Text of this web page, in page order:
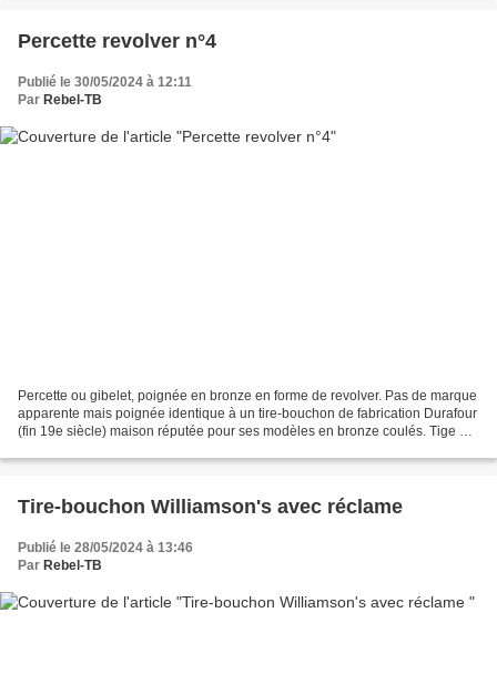
Percette revolver n°4
Publié le 30/05/2024 à 12:11
Par Rebel-TB
Percette ou gibelet, poignée en bronze en forme de revolver. Pas de marque
apparente mais poignée identique à un tire-bouchon de fabrication Durafour
(fin 19e siècle) maison réputée pour ses modèles en bronze coulés. Tige de
Tire-bouchon Williamson's avec réclame
Publié le 28/05/2024 à 13:46
Par Rebel-TB